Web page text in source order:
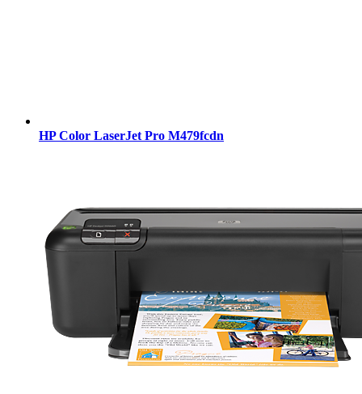
HP Color LaserJet Pro M479fcdn